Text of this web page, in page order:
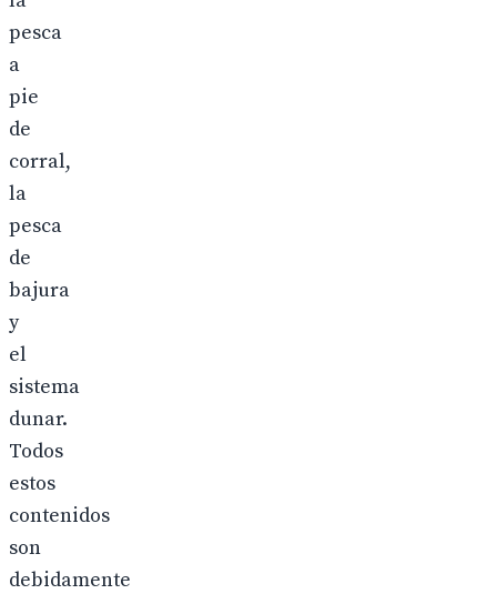
pesca
a
pie
de
corral,
la
pesca
de
bajura
y
el
sistema
dunar.
Todos
estos
contenidos
son
debidamente